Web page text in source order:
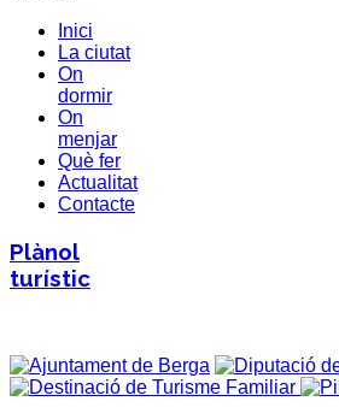
Inici
La ciutat
On
dormir
On
menjar
Què fer
Actualitat
Contacte
Plànol
turístic